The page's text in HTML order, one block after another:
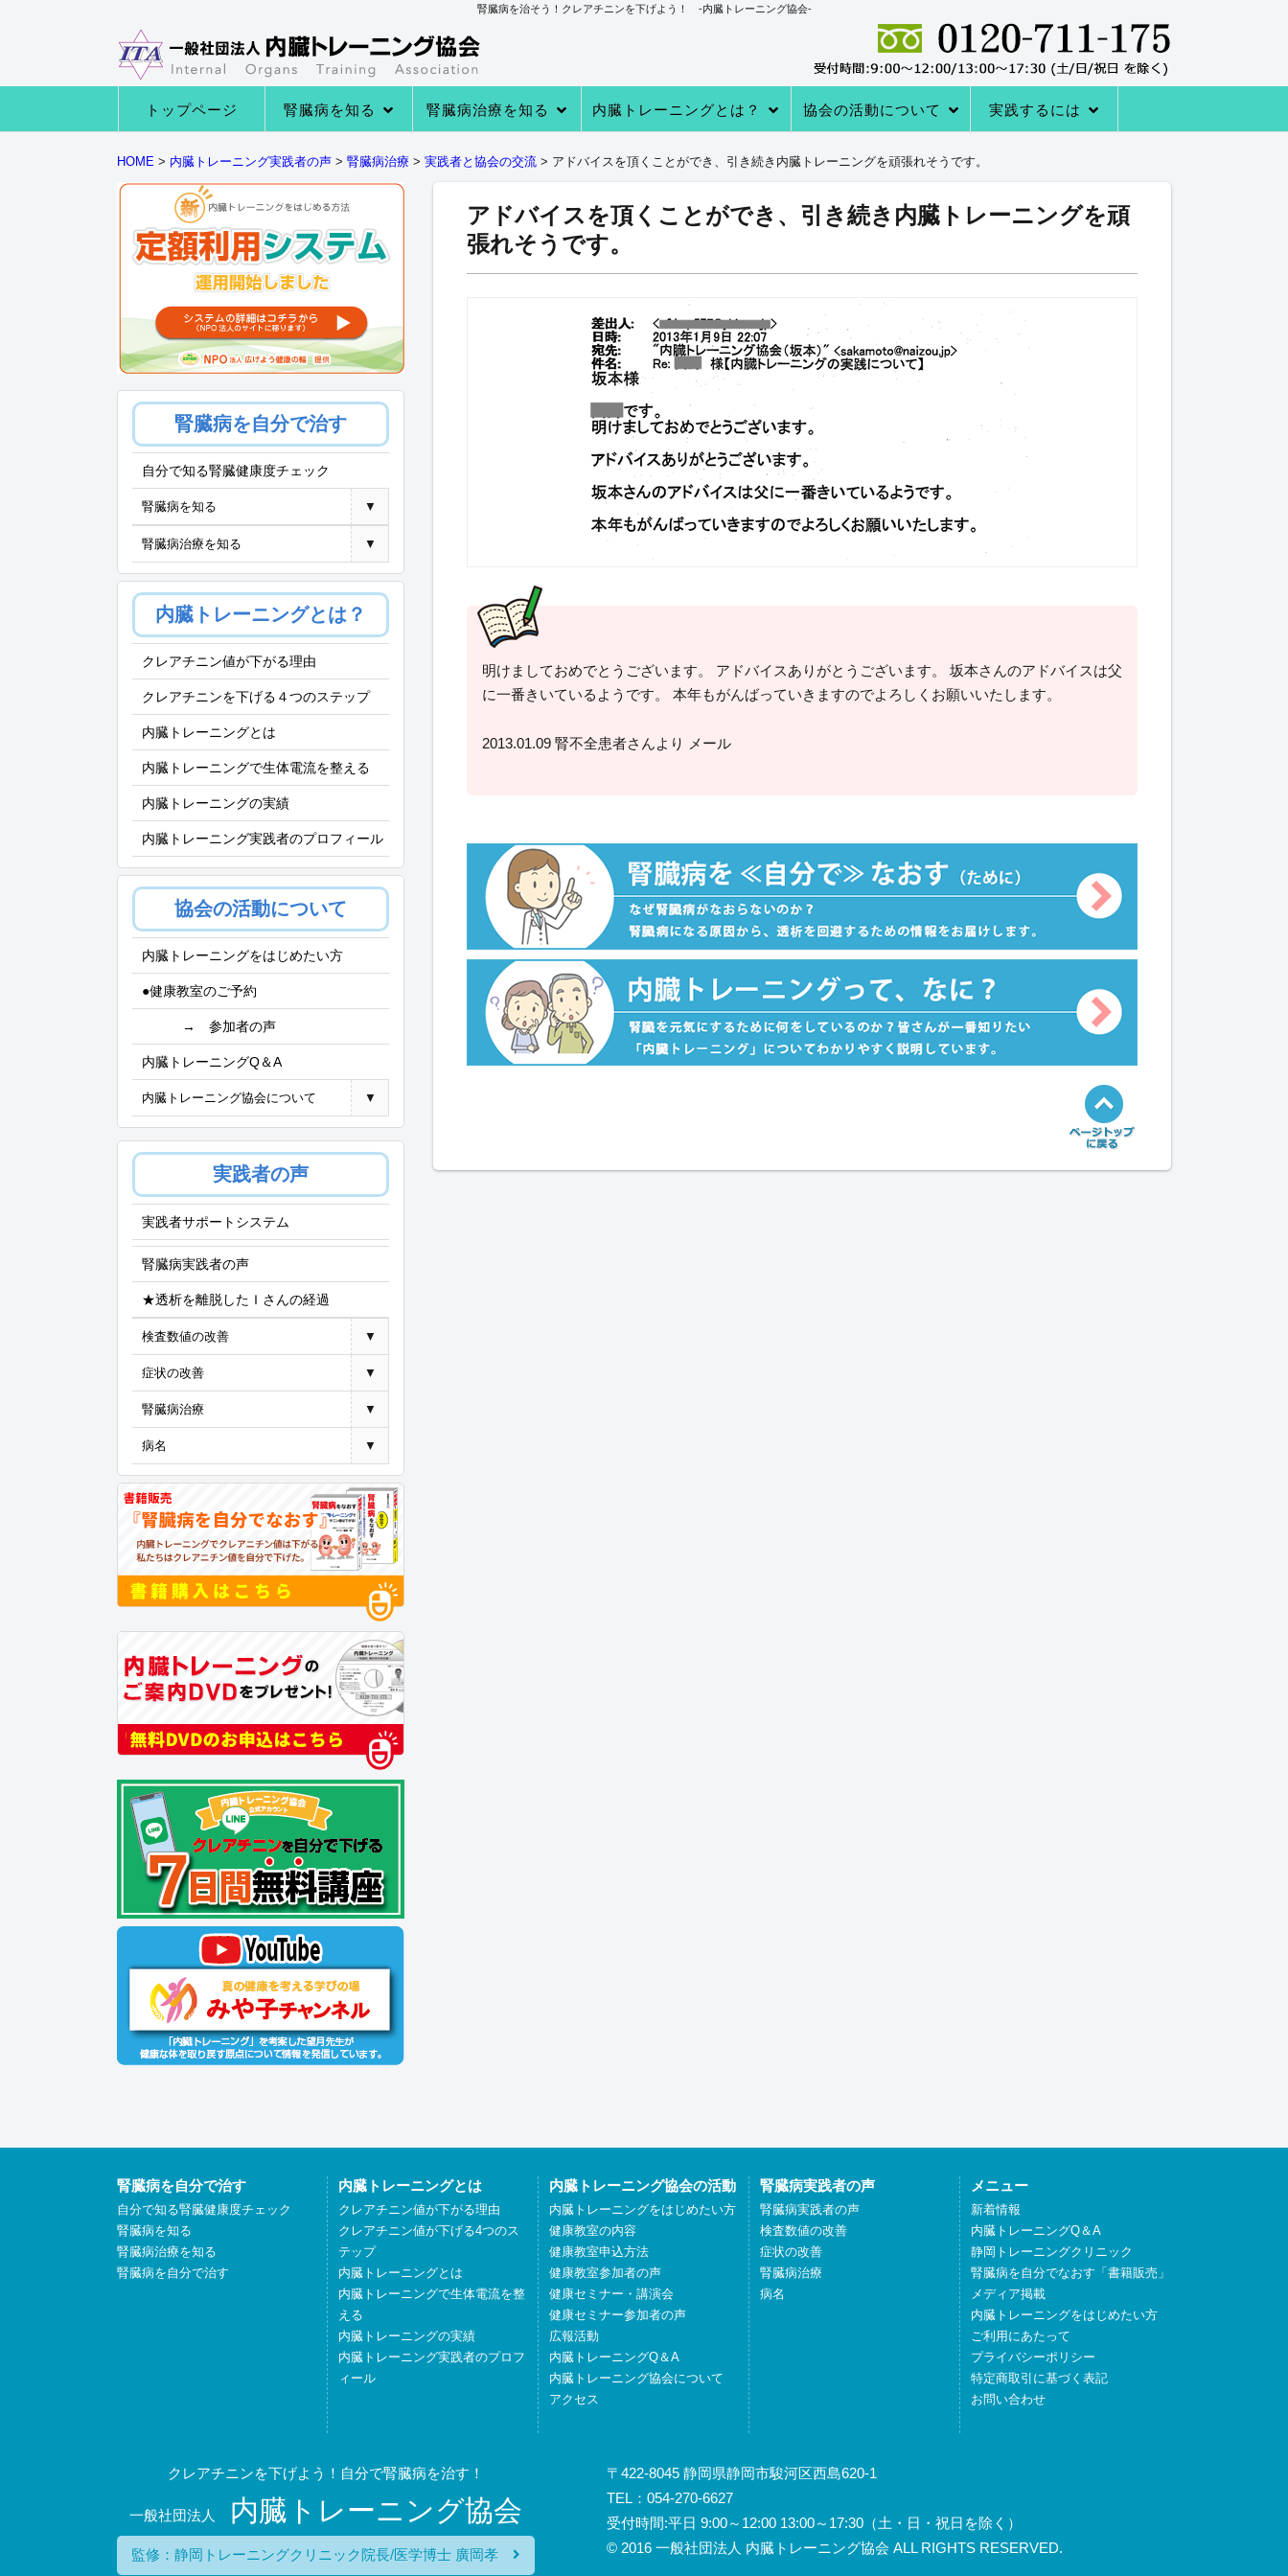
腎臓病を治そう！クレアチニンを下げよう！ -内臓トレーニング協会-
トップページ 腎臓病を知る 腎臓病治療を知る 内臓トレーニングとは？
ップ
える
ール
協会の活動について 実践するには
HOME > 内臓トレーニング実践者の声 > 腎臓病治療 > 実践者と協会の交流 > アドバイスを頂くことができ、引き続き内臓トレーニングを頑張れそうです。
アドバイスを頂くことができ、引き続き内臓トレーニングを頑
張れそうです。
明けましておめでとうございます。 アドバイスありがとうございます。 坂本さんのアドバイスは父
に一番きいているようです。 本年もがんばっていきますのでよろしくお願いいたします。
2013.01.09 腎不全患者さんより メール
腎臓病を自分で治す
自分で知る腎臓健康度チェック
腎臓病を知る ▼
腎臓病治療を知る ▼
内臓トレーニングとは？
クレアチニン値が下がる理由
クレアチニンを下げる４つのステップ
内臓トレーニングとは
内臓トレーニングで生体電流を整える
内臓トレーニングの実績
内臓トレーニング実践者のプロフィール
協会の活動について
内臓トレーニングをはじめたい方
●健康教室のご予約
→ 参加者の声
内臓トレーニングQ＆A
内臓トレーニング協会について ▼
実践者の声
実践者サポートシステム
腎臓病実践者の声
★透析を離脱したＩさんの経過
検査数値の改善 ▼
症状の改善 ▼
腎臓病治療 ▼
病名 ▼
腎臓病を自分で治す
自分で知る腎臓健康度チェック
腎臓病を知る
腎臓病治療を知る
腎臓病を自分で治す
内臓トレーニングとは
クレアチニン値が下がる理由
クレアチニン値が下げる4つのス
テップ
内臓トレーニングとは
内臓トレーニングで生体電流を整
える
内臓トレーニングの実績
内臓トレーニング実践者のプロフ
ィール
内臓トレーニング協会の活動
内臓トレーニングをはじめたい方
健康教室の内容
健康教室申込方法
健康教室参加者の声
健康セミナー・講演会
健康セミナー参加者の声
広報活動
内臓トレーニングQ＆A
内臓トレーニング協会について
アクセス
腎臓病実践者の声
腎臓病実践者の声
検査数値の改善
症状の改善
腎臓病治療
病名
メニュー
新着情報
内臓トレーニングQ＆A
静岡トレーニングクリニック
腎臓病を自分でなおす「書籍販売」
メディア掲載
内臓トレーニングをはじめたい方
ご利用にあたって
プライバシーポリシー
特定商取引に基づく表記
お問い合わせ
クレアチニンを下げよう！自分で腎臓病を治す！
一般社団法人 内臓トレーニング協会
監修：静岡トレーニングクリニック院長/医学博士 廣岡孝
〒422-8045 静岡県静岡市駿河区西島620-1
TEL：054-270-6627
受付時間:平日 9:00～12:00 13:00～17:30（土・日・祝日を除く）
© 2016 一般社団法人 内臓トレーニング協会 ALL RIGHTS RESERVED.